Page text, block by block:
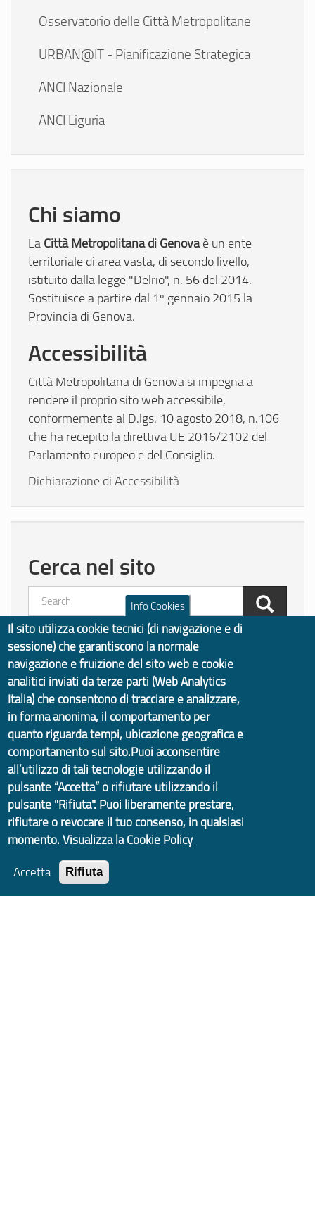
Osservatorio delle Città Metropolitane
URBAN@IT - Pianificazione Strategica
ANCI Nazionale
ANCI Liguria
Chi siamo
La Città Metropolitana di Genovaè un ente
territoriale di area vasta, di secondo livello,
istituito dalla legge "Delrio", n. 56 del 2014.
Sostituisce a partire dal 1º gennaio 2015 la
Provincia di Genova.
Accessibilità
Città Metropolitana di Genova si impegna a
rendere il proprio sito web accessibile,
conformemente al D.lgs. 10 agosto 2018, n.106
che ha recepito la direttiva UE 2016/2102 del
Parlamento europeo e del Consiglio.
Dichiarazione di Accessibilità
Cerca nel sito
Search
Quanto sono chiare le
informazioni su questa
pagina?
Vota il servizio!
Info Cookies
Il sito utilizza cookie tecnici (di navigazione e di
sessione) che garantiscono la normale
navigazione e fruizione del sito web e cookie
analitici inviati da terze parti (Web Analytics
Italia) che consentono di tracciare e analizzare,
in forma anonima, il comportamento per
quanto riguarda tempi, ubicazione geografica e
comportamento sul sito.Puoi acconsentire
all’utilizzo di tali tecnologie utilizzando il
pulsante “Accetta” o rifiutare utilizzando il
pulsante "Rifiuta". Puoi liberamente prestare,
rifiutare o revocare il tuo consenso, in qualsiasi
momento. Visualizza la Cookie Policy
Accetta
Rifiuta